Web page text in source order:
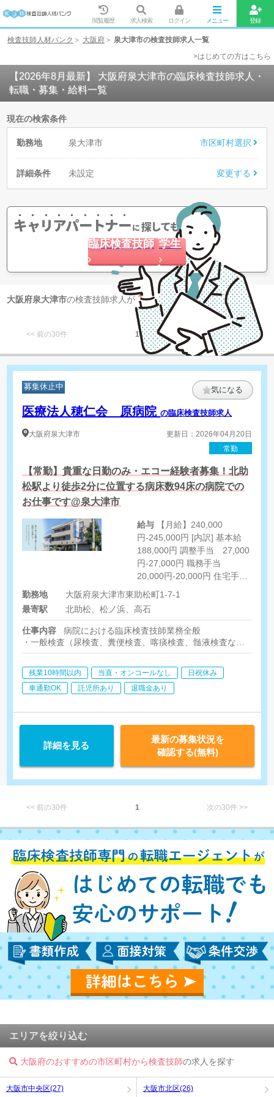
閲覧履歴 求人検索 ログイン メニュー 登録
検査技師人材バンク 大阪府
泉大津市の検査技師求人一覧
>はじめての方はこちら
【2026年8月最新】 大阪府泉大津市の臨床検査技師求人・
転職・募集・給料一覧
現在の検索条件
勤務地 泉大津市 市区町村選択
詳細条件 未設定 変更する
キャリアパートナーに探してもらう
臨床検査技師 学生
大阪府泉大津市の検査技師求人が 1 件 見つかりました
<< 前の30件 1 次の30件 >>
募集休止中 気になる
医療法人穂仁会 原病院の臨床検査技師求人
大阪府泉大津市
更新日：2026年04月20日
常勤
【常勤】貴重な日勤のみ・エコー経験者募集！北助
松駅より徒歩2分に位置する病床数94床の病院での
お仕事です@泉大津市
給与
円-245,000円 [内訳] 基本給
188,000円 調整手当 27,000
円-27,000円 職務手当
20,000円-20,000円 住宅手
当 5,000円-10,000円 [その
他手当] ・家族手当：配偶者
7,000円、第1子3,000円、第2
子2,500円 ※経験による加算
あり（エコーできる方など）
勤務地
大阪府泉大津市東助松町1-7-1
最寄駅
北助松、松ノ浜、高石
仕事内容
病院における臨床検査技師業務全般
・一般検査（尿検査、糞便検査、喀痰検査、髄液検査など）
・病理検査（がん細胞の検査など）
・輸血検査（血液型や輸血製剤の検査、血液製剤の管理など）
・生化学検査（腎臓や肝臓など、臓器の検査）
・血液検査（貧血や炎症の検査など）
・呼吸機能検査
・脳波検査、超音波検査（頸動脈、腹部、心臓など）
・神経機能検査
残業10時間以内 当直・オンコールなし
日祝休み
車通勤OK
託児所あり 退職金あり
詳細を見る
最新の募集状況を
確認する(無料)
<< 前の30件 1 次の30件 >>
エリアを絞り込む
大阪府のおすすめの市区町村から検査技師の求人を探す
大阪市中央区(27) 大阪市北区(26)